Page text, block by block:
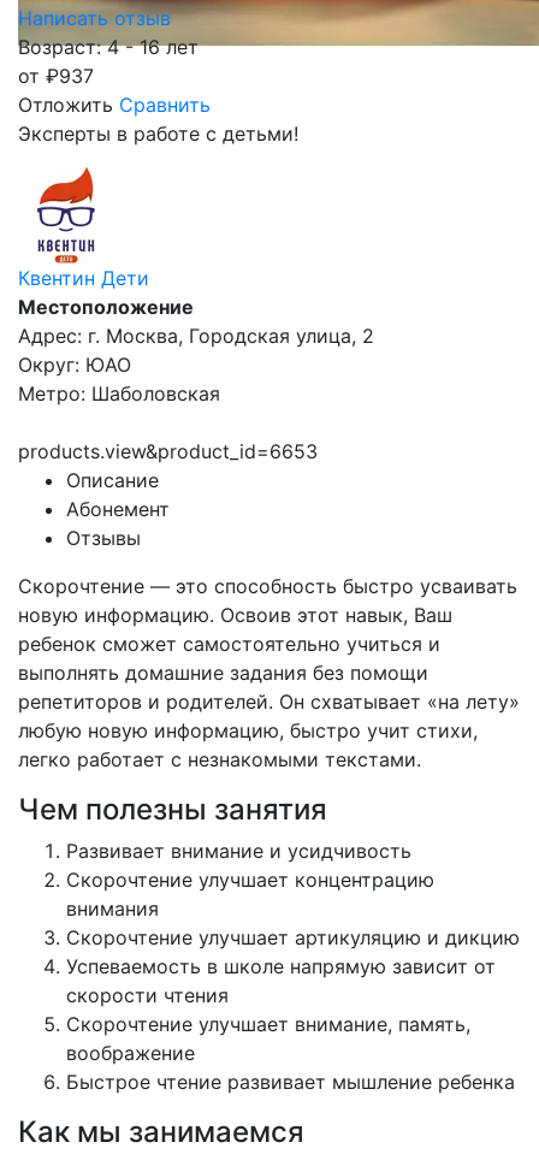
Написать отзыв
Возраст: 4 - 16 лет
от ₽937
Отложить Сравнить
Эксперты в работе с детьми!
Квентин Дети
Местоположение
Адрес: г. Москва, Городская улица, 2
Округ: ЮАО
Метро: Шаболовская
products.view&product_id=6653
Описание
Абонемент
Отзывы
Скорочтение — это способность быстро усваивать
новую информацию. Освоив этот навык, Ваш
ребенок сможет самостоятельно учиться и
выполнять домашние задания без помощи
репетиторов и родителей. Он схватывает «на лету»
любую новую информацию, быстро учит стихи,
легко работает с незнакомыми текстами.
Чем полезны занятия
Развивает внимание и усидчивость
Скорочтение улучшает концентрацию
внимания
Скорочтение улучшает артикуляцию и дикцию
Успеваемость в школе напрямую зависит от
скорости чтения
Скорочтение улучшает внимание, память,
воображение
Быстрое чтение развивает мышление ребенка
Как мы занимаемся